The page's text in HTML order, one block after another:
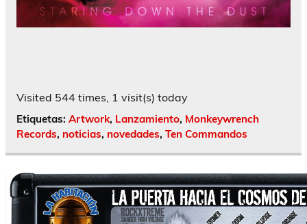
Visited 544 times, 1 visit(s) today
Etiquetas: Artwork, Lanzamiento, Monkeywrench
Records, noticias, novedades, Ten Commandos